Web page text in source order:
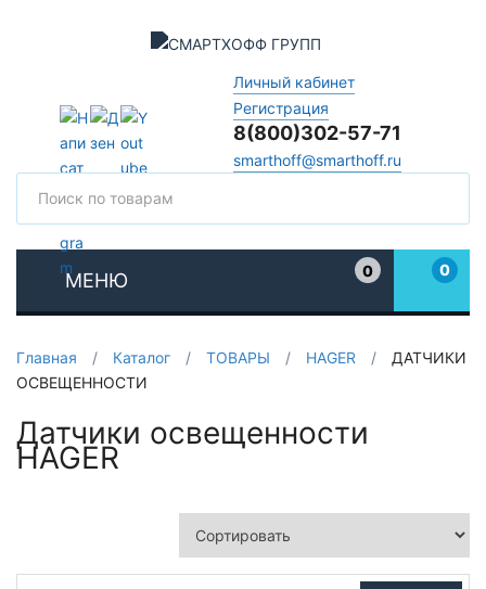
Личный кабинет
Регистрация
8(800)302-57-71
smarthoff@smarthoff.ru
МЕНЮ
0
0
Главная / Каталог / ТОВАРЫ / HAGER /
ДАТЧИКИ
ОСВЕЩЕННОСТИ
Датчики освещенности
HAGER